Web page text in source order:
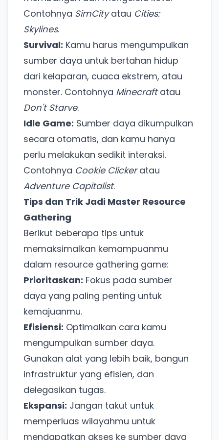
Contohnya SimCityatau Cities:
Skylines.
Survival: Kamu harus mengumpulkan
sumber daya untuk bertahan hidup
dari kelaparan, cuaca ekstrem, atau
monster. Contohnya Minecraftatau
Don't Starve.
Idle Game: Sumber daya dikumpulkan
secara otomatis, dan kamu hanya
perlu melakukan sedikit interaksi.
Contohnya Cookie Clickeratau
Adventure Capitalist.
Tips dan Trik Jadi Master Resource
Gathering
Berikut beberapa tips untuk
memaksimalkan kemampuanmu
dalam resource gathering game:
Prioritaskan: Fokus pada sumber
daya yang paling penting untuk
kemajuanmu.
Efisiensi: Optimalkan cara kamu
mengumpulkan sumber daya.
Gunakan alat yang lebih baik, bangun
infrastruktur yang efisien, dan
delegasikan tugas.
Ekspansi: Jangan takut untuk
memperluas wilayahmu untuk
mendapatkan akses ke sumber daya